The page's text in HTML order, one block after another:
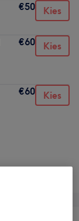
€50 Kies
€60 Kies
€60 Kies